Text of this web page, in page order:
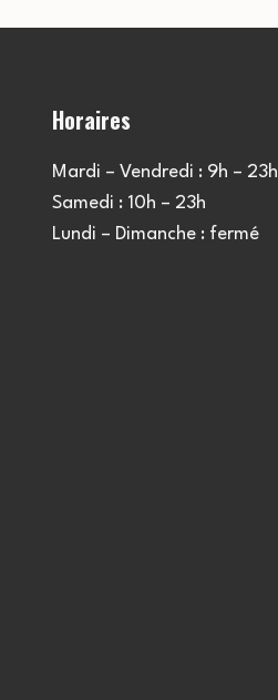
Horaires
Mardi – Vendredi : 9h – 23h
Samedi : 10h – 23h
Lundi – Dimanche : fermé